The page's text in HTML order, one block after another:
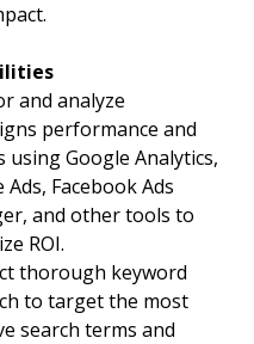
and analyze
performance and
using Google Analytics,
Ads, Facebook Ads
and other tools to
ROI.
thorough keyword
to target the most
search terms and